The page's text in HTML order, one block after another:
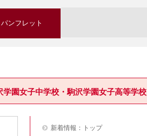
パンフレット
学園女子中学校・駒沢学園女子高等学校
新着情報：トップ